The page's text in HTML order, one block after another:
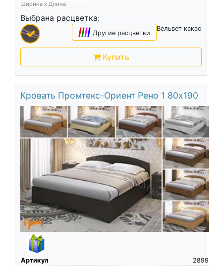
Ширина х Длина
Выбрана расцветка:
Вельвет какао
|||| Другие расцветки
Купить
Кровать Промтекс-Ориент Рено 1 80х190
Артикул
2899